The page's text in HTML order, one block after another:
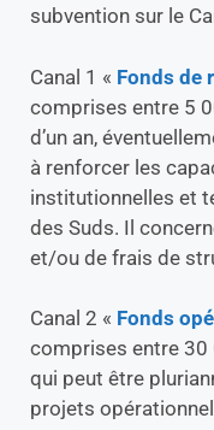
subvention sur le
Canal 1 « Fonds de
comprises entre 5
d’un an,
à renforcer les
institutionnelles et
des Suds. Il
et/ou de frais de
Canal 2 « Fonds
comprises entre 30
qui peut être
projets